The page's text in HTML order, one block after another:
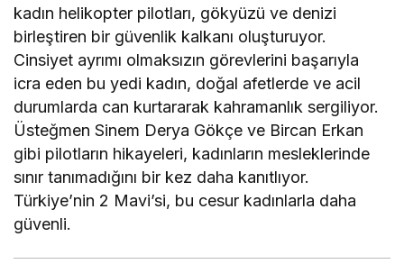
kadın helikopter pilotları, gökyüzü ve denizi
birleştiren bir güvenlik kalkanı oluşturuyor.
Cinsiyet ayrımı olmaksızın görevlerini başarıyla
icra eden bu yedi kadın, doğal afetlerde ve acil
durumlarda can kurtararak kahramanlık sergiliyor.
Üsteğmen Sinem Derya Gökçe ve Bircan Erkan
gibi pilotların hikayeleri, kadınların mesleklerinde
sınır tanımadığını bir kez daha kanıtlıyor.
Türkiye’nin 2 Mavi’si, bu cesur kadınlarla daha
güvenli.